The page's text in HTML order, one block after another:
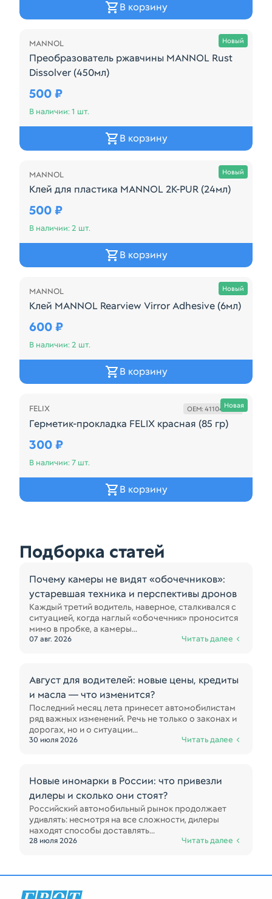
В корзину
Новый
Осталась 1 шт.
MANNOL
Преобразователь ржавчины MANNOL Rust
Dissolver (450мл)
Производитель: MANNOL Наименование:
500 ₽
В наличии: 1 шт.
В корзину
Новый
Осталась 2 шт.
MANNOL
Клей для пластика MANNOL 2К-PUR (24мл)
Производитель: MANNOL Наименование: Клей
500 ₽
В наличии: 2 шт.
В корзину
Новый
Осталась 2 шт.
MANNOL
Клей MANNOL Rearview Virror Adhesive (6мл)
Производитель: MANNOL Наименование: Клей
600 ₽
В наличии: 2 шт.
В корзину
Новая
FELIX OEM: 411040057
Герметик-прокладка FELIX красная (85 гр)
Герметик-прокладка FELIX красная (85 гр)
300 ₽
В наличии: 7 шт.
В корзину
Подборка статей
Почему камеры не видят «обочечников»:
устаревшая техника и перспективы дронов
Каждый третий водитель, наверное, сталкивался с
ситуацией, когда наглый «обочечник» проносится
мимо в пробке, а камеры...
07 авг. 2026 Читать далее
Август для водителей: новые цены, кредиты
и масла — что изменится?
Последний месяц лета принесет автомобилистам
ряд важных изменений. Речь не только о законах и
дорогах, но и о ситуации...
30 июля 2026 Читать далее
Новые иномарки в России: что привезли
дилеры и сколько они стоят?
Российский автомобильный рынок продолжает
удивлять: несмотря на все сложности, дилеры
находят способы доставлять...
28 июля 2026 Читать далее